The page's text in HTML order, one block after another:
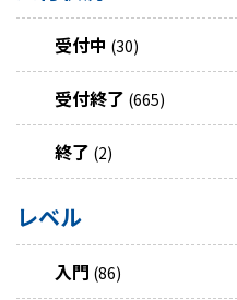
受付中 (30)
受付終了 (665)
終了 (2)
レベル
入門 (86)